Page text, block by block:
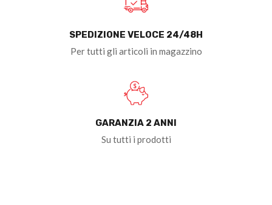
SPEDIZIONE VELOCE 24/48H
Per tutti gli articoli in magazzino
GARANZIA 2 ANNI
Su tutti i prodotti